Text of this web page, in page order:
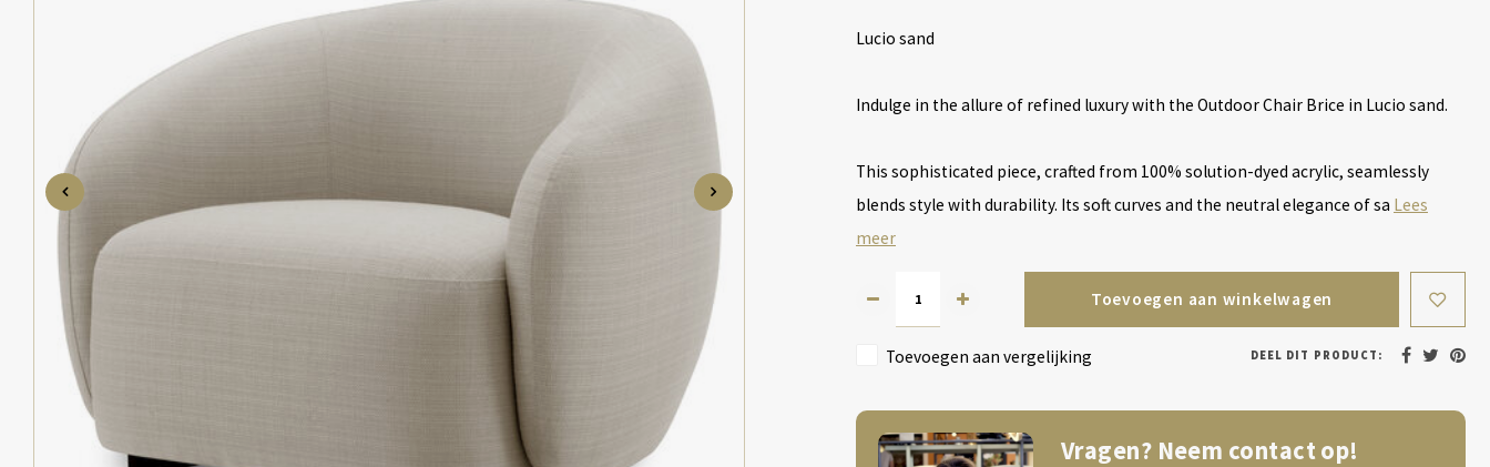
Lucio sand
Indulge in the allure of refined luxury with the Outdoor Chair Brice in Lucio sand.
This sophisticated piece, crafted from 100% solution-dyed acrylic, seamlessly
blends style with durability. Its soft curves and the neutral elegance of sa Lees
meer
Toevoegen aan winkelwagen
Toevoegen aan vergelijking DEEL DIT PRODUCT:
Vragen? Neem contact op!